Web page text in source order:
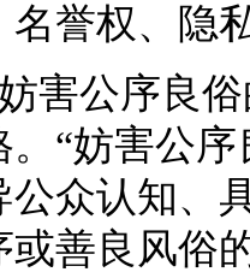
名誉权、隐
害公序良
“妨害公
公众认知、
或善良风俗